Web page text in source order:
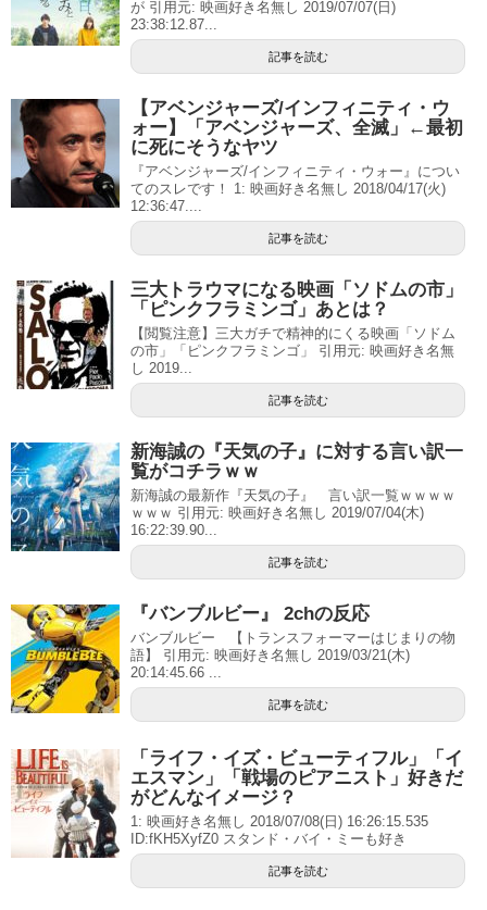
が 引用元: 映画好き名無し 2019/07/07(日)
23:38:12.87...
記事を読む
【アベンジャーズ/インフィニティ・ウ
ォー】「アベンジャーズ、全滅」←最初
に死にそうなヤツ
『アベンジャーズ/インフィニティ・ウォー』につい
てのスレです！ 1: 映画好き名無し 2018/04/17(火)
12:36:47....
記事を読む
三大トラウマになる映画「ソドムの市」
「ピンクフラミンゴ」あとは？
【閲覧注意】三大ガチで精神的にくる映画「ソドム
の市」「ピンクフラミンゴ」 引用元: 映画好き名無
し 2019...
記事を読む
新海誠の『天気の子』に対する言い訳一
覧がコチラｗｗ
新海誠の最新作『天気の子』 言い訳一覧ｗｗｗｗ
ｗｗｗ 引用元: 映画好き名無し 2019/07/04(木)
16:22:39.90...
記事を読む
『バンブルビー』 2chの反応
バンブルビー 【トランスフォーマーはじまりの物
語】 引用元: 映画好き名無し 2019/03/21(木)
20:14:45.66 ...
記事を読む
「ライフ・イズ・ビューティフル」「イ
エスマン」「戦場のピアニスト」好きだ
がどんなイメージ？
1: 映画好き名無し 2018/07/08(日) 16:26:15.535
ID:fKH5XyfZ0 スタンド・バイ・ミーも好き
記事を読む